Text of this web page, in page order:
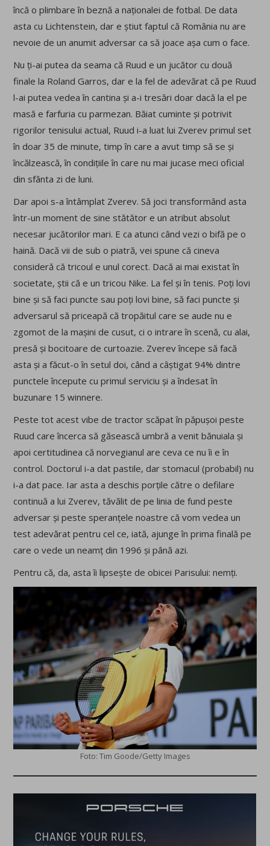
încă o plimbare în beznă a naționalei de fotbal. De data
asta cu Lichtenstein, dar e știut faptul că România nu are
nevoie de un anumit adversar ca să joace așa cum o face.
Nu ți-ai putea da seama că Ruud e un jucător cu două
finale la Roland Garros, dar e la fel de adevărat că pe Ruud
l-ai putea vedea în cantina și a-i tresări doar dacă la el pe
masă e farfuria cu parmezan. Băiat cuminte și potrivit
rigorilor tenisului actual, Ruud i-a luat lui Zverev primul set
în doar 35 de minute, timp în care a avut timp să se și
încălzească, în condițiile în care nu mai jucase meci oficial
din sfânta zi de luni.
Dar apoi s-a întâmplat Zverev. Să joci transformând asta
într-un moment de sine stătător e un atribut absolut
necesar jucătorilor mari. E ca atunci când vezi o bifă pe o
haină. Dacă vii de sub o piatră, vei spune că cineva
consideră că tricoul e unul corect. Dacă ai mai existat în
societate, știi că e un tricou Nike. La fel și în tenis. Poți lovi
bine și să faci puncte sau poți lovi bine, să faci puncte și
adversarul să priceapă că tropăitul care se aude nu e
zgomot de la mașini de cusut, ci o intrare în scenă, cu alai,
presă și bocitoare de curtoazie. Zverev începe să facă
asta și a făcut-o în setul doi, când a câștigat 94% dintre
punctele începute cu primul serviciu și a îndesat în
buzunare 15 winnere.
Peste tot acest vibe de tractor scăpat în păpușoi peste
Ruud care încerca să găsească umbră a venit bănuiala și
apoi certitudinea că norvegianul are ceva ce nu îi e în
control. Doctorul i-a dat pastile, dar stomacul (probabil) nu
i-a dat pace. Iar asta a deschis porțile către o defilare
continuă a lui Zverev, tăvălit de pe linia de fund peste
adversar și peste speranțele noastre că vom vedea un
test adevărat pentru cel ce, iată, ajunge în prima finală pe
care o vede un neamț din 1996 și până azi.
Pentru că, da, asta îi lipsește de obicei Parisului: nemți.
Foto: Tim Goode/Getty Images